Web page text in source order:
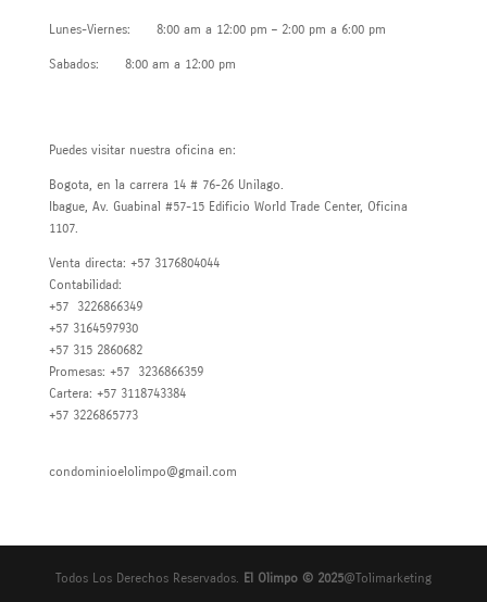
Lunes-Viernes: 8:00 am a 12:00 pm – 2:00 pm a 6:00 pm
Sabados: 8:00 am a 12:00 pm
Puedes visitar nuestra oficina en:
Bogota, en la carrera 14 # 76-26 Unilago.
Ibague, Av. Guabinal #57-15 Edificio World Trade Center, Oficina
1107.
Venta directa: +57 3176804044
Contabilidad:
+57 3226866349
+57 3164597930
+57 315 2860682
Promesas: +57 3236866359
Cartera: +57 3118743384
+57 3226865773
condominioelolimpo@gmail.com
Todos Los Derechos Reservados. El Olimpo © 2025@Tolimarketing